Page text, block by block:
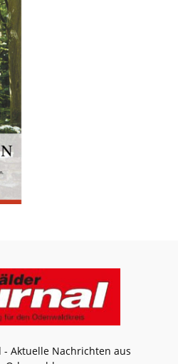
- Aktuelle Nachrichten aus